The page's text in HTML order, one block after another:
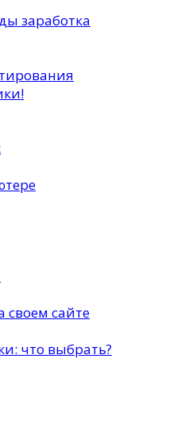
заработка
своем сайте
что выбрать?